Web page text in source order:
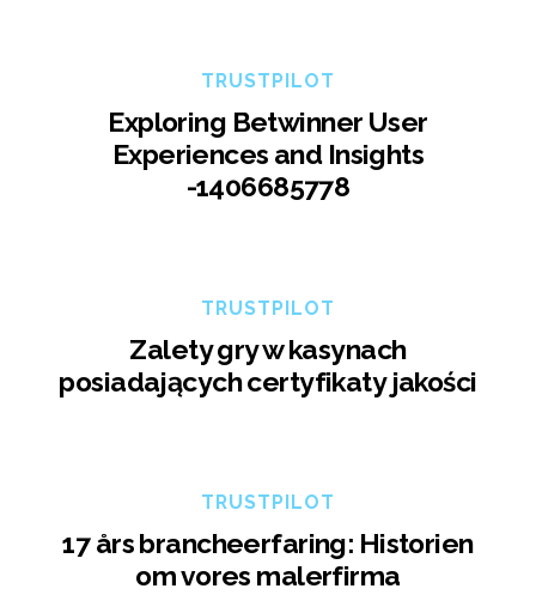
TRUSTPILOT
Exploring Betwinner User
Experiences and Insights
-1406685778
TRUSTPILOT
Zalety gry w kasynach
posiadających certyfikaty jakości
TRUSTPILOT
17 års brancheerfaring: Historien
om vores malerfirma